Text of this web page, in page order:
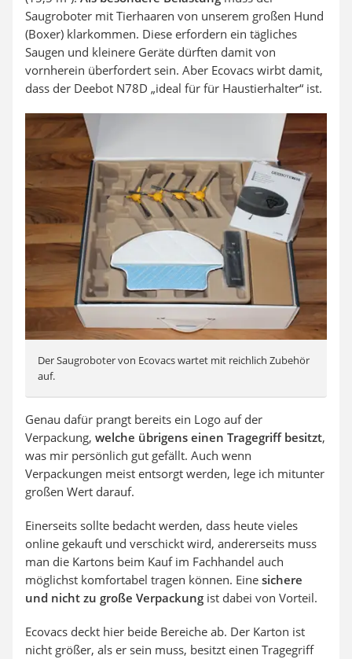
Saugroboter mit Tierhaaren von unserem großen Hund
(Boxer) klarkommen. Diese erfordern ein tägliches
Saugen und kleinere Geräte dürften damit von
vornherein überfordert sein. Aber Ecovacs wirbt damit,
dass der Deebot N78D „ideal für für Haustierhalter“ ist.
Der Saugroboter von Ecovacs wartet mit reichlich Zubehör
auf.
Genau dafür prangt bereits ein Logo auf der
Verpackung, welche übrigens einen Tragegriff besitzt,
was mir persönlich gut gefällt. Auch wenn
Verpackungen meist entsorgt werden, lege ich mitunter
großen Wert darauf.
Einerseits sollte bedacht werden, dass heute vieles
online gekauft und verschickt wird, andererseits muss
man die Kartons beim Kauf im Fachhandel auch
möglichst komfortabel tragen können. Eine sichere
und nicht zu große Verpackung ist dabei von Vorteil.
Ecovacs deckt hier beide Bereiche ab. Der Karton ist
nicht größer, als er sein muss, besitzt einen Tragegriff